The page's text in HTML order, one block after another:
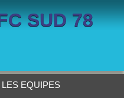
SUD 78
LES EQUIPES